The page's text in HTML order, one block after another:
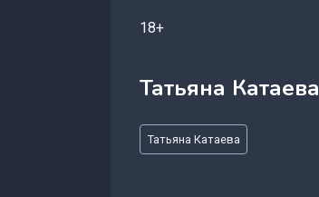
18+
Татьяна Катаева
Метки
записи:
Татьяна Катаева